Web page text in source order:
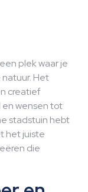
plek waar je
Het
creatief
en wensen tot
stadstuin hebt
het juiste
die